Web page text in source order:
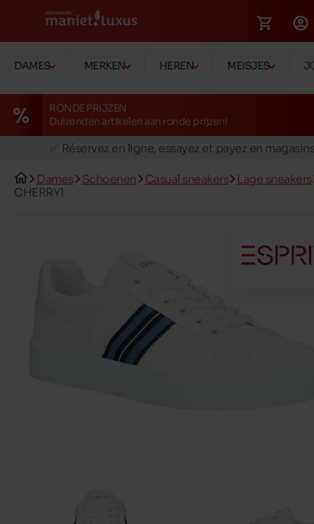
DAMES MERKEN HEREN MEISJES
RONDE PRIJZEN
Duizenden artikelen aan ronde prijzen!
🚛 Livraison gratuite en magasins
✅ Réservez en ligne, essayez et payez en
📦 Livraison à domicile gratuite dés 39€ d'achats
Dames Schoenen Casual sneakers
Lage sneakers
CHERRY1